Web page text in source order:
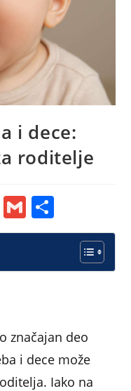
i dece:
roditelje
Pi G
m
l
h
e
značajan deo
i dece može
Iako na